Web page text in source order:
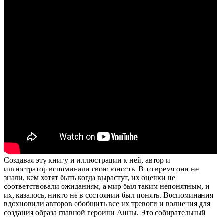
Создавая эту книгу и иллюстрации к ней, автор и
иллюстратор вспоминали свою юность. В то время они не
знали, кем хотят быть когда вырастут, их оценки не
соответствовали ожиданиям, а мир был таким непонятным, и
их, казалось, никто не в состоянии был понять. Воспоминания
вдохновили авторов обобщить все их тревоги и волнения для
создания образа главной героини Анны. Это собирательный